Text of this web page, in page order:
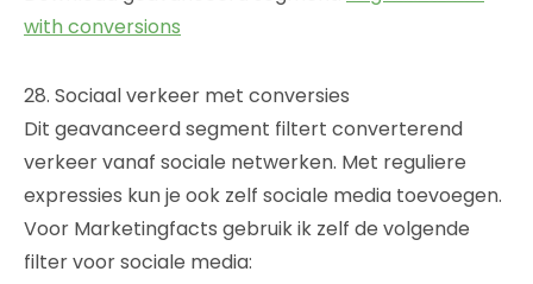
with conversions
28. Sociaal verkeer met conversies
Dit geavanceerd segment filtert converterend
verkeer vanaf sociale netwerken. Met reguliere
expressies kun je ook zelf sociale media toevoegen.
Voor Marketingfacts gebruik ik zelf de volgende
filter voor sociale media: